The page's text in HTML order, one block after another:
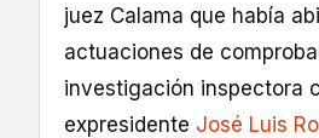
juez Calama que había
actuaciones de
investigación inspectora
expresidente José Luis